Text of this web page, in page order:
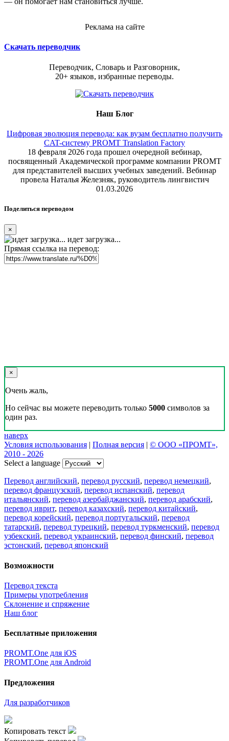
Реклама на сайте
Скачать переводчик
Переводчик, Словарь и Разговорник,
20+ языков, избранные переводы.
Наш Блог
Цифровая эволюция перевода: как вузам бесплатно получить
CAT-систему PROMT Translation Factory
18 февраля 2026 года прошел очередной вебинар,
посвященный Академической программе компании PROMT
для представителей высших учебных заведений. Вебинар
провела Наталья Железняк, руководитель лингвистич
01.03.2026
Поделиться переводом
×
идет загрузка...
Прямая ссылка на перевод:
×
Очень жаль,
Но сейчас вы можете переводить только 5000 символов за
один раз.
наверх
Условия использования | Полная версия | © ООО «ПРОМТ»,
2010 - 2026
Select a language
Перевод английский, перевод русский, перевод немецкий,
перевод французский, перевод испанский, перевод
итальянский, перевод азербайджанский, перевод арабский,
перевод иврит, перевод казахский, перевод китайский,
перевод корейский, перевод португальский, перевод
татарский, перевод турецкий, перевод туркменский, перевод
узбекский, перевод украинский, перевод финский, перевод
эстонский, перевод японский
Возможности
Перевод текста
Примеры употребления
Склонение и спряжение
Наш блог
Бесплатные приложения
PROMT.One для iOS
PROMT.One для Android
Предложения
Для разработчиков
Копировать текст